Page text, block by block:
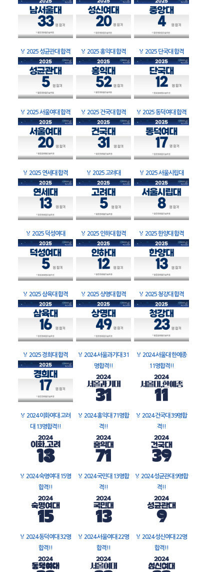
🏅 2025 성균관대 합격 🏅 2025 홍익대 합격 🏅 2025 단국대 합격
🏅 2025 서울여대 합격 🏅 2025 건국대 합격 🏅 2025 동덕여대 합격
🏅 2025 연세대 합격 🏅 2025 고려대 🏅 2025 서울시립대
🏅 2025 덕성여대 🏅 2025 인하대 합격 🏅 2025 한양대 합격
🏅 2025 삼육대 합격 🏅 2025 상명대 합격 🏅 2025 청강대 합격
🏅 2025 경희대 합격 🏅 2024 서울과기대 31
명합격!!
🏅 2024 서울대 한예종
11명합격!!
🏅 2024 이화여대 고려
대 13명합격!!
🏅 2024 홍익대 71명합
격!!
🏅 2024 건국대 39명합
격!!
🏅 2024 숙명여대 15명
합격!!
🏅 2024 국민대 13명합
격!!
🏅 2024 성균관대 9명합
격!!
🏅 2024 동덕여대 32명
합격!!
🏅 2024 서울여대 22명
합격!!
🏅 2024 성신여대 22명
합격!!